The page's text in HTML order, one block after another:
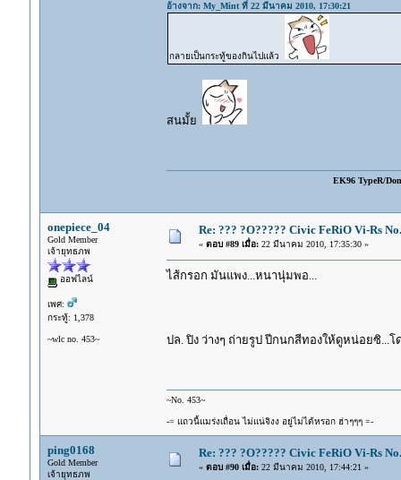
อ้างจาก: My_Mint ที่ 22 มีนาคม 2010, 17:30:21
กลายเป็นกระทู้ของกินไปแล้ว
สนมั้ย
EK96 TypeR/
onepiece_04
Gold Member
เจ้ายุทธภพ
ออฟไลน์
เพศ:
กระทู้: 1,378
~wlc no. 453~
Re: ??? ?O????? Civic FeRiO Vi-Rs
« ตอบ #89 เมื่อ:22 มีนาคม 2010, 17:35:30 »
ไส้กรอก มันแพง...หนานุ่มพอ...
ปล. ปิง ว่างๆ ถ่ายรูป ปีกนกสีทองให้ดูหน่อยซิ
~No. 453~
-= แถวนี้แมร่งเถื่อน ไม่แน่จิงง อยู่ไม่ได้หรอก ฮ่าๆๆๆ =-
ping0168
Gold Member
เจ้ายุทธภพ
Re: ??? ?O????? Civic FeRiO Vi-Rs
« ตอบ #90 เมื่อ:22 มีนาคม 2010, 17:44:21 »